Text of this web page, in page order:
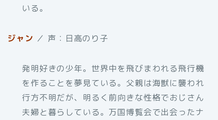
いる。
ジャン ／ 声：日高のり子
発明好きの少年。世界中を飛びまわれる飛行機
を作ることを夢見ている。父親は海獣に襲われ
行方不明だが、明るく前向きな性格でおじさん
夫婦と暮らしている。万国博覧会で出会ったナ